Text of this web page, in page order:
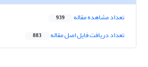
تعداد مشاهده مقاله 939
تعداد دریافت فایل اصل مقاله 883